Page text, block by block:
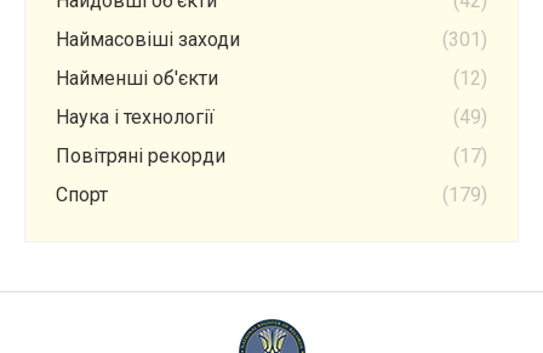
Наймасовіші заходи
(301)
Найменші об'єкти
(12)
Наука і технології
(49)
Повітряні рекорди
(17)
Спорт
(179)